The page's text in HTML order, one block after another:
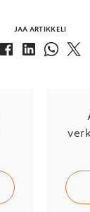
JAA ARTIKKELI